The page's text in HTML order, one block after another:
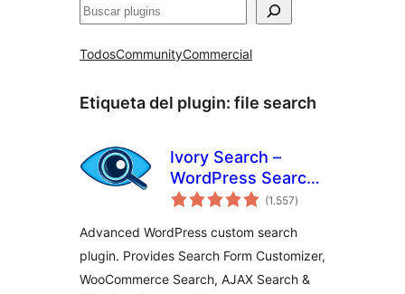
Buscar
TodosCommunityCommercial
Etiqueta del plugin: file search
Ivory Search –
WordPress Search
Plugin
(1.557total
de
)
Advanced WordPress custom search
plugin. Provides Search Form Customizer,
WooCommerce Search, AJAX Search &